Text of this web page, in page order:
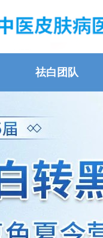
祛白团队